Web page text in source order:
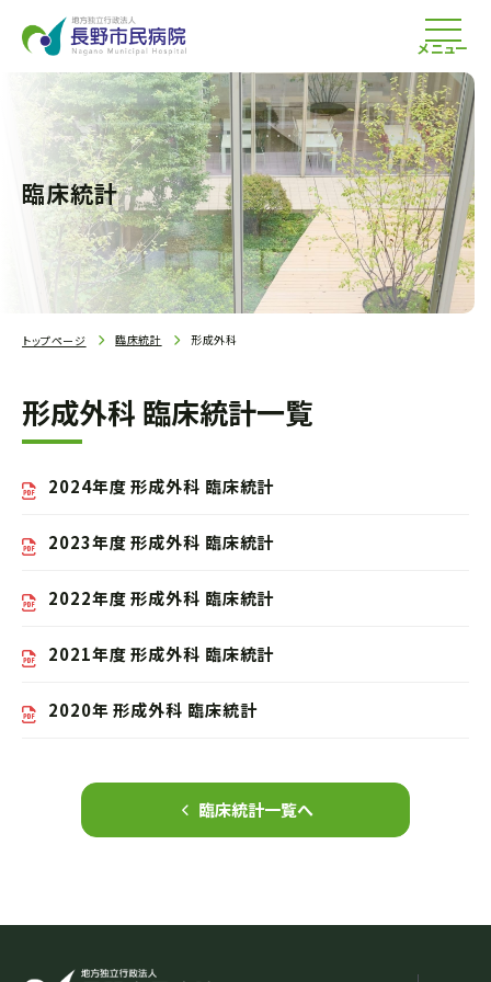
メニュー
臨床統計
トップページ 臨床統計 形成外科
形成外科 臨床統計一覧
2024年度 形成外科 臨床統計
2023年度 形成外科 臨床統計
2022年度 形成外科 臨床統計
2021年度 形成外科 臨床統計
2020年 形成外科 臨床統計
臨床統計一覧へ